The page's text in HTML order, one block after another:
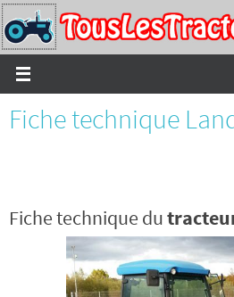
Passer
vers
le
contenu
Fiche technique
Fiche technique du